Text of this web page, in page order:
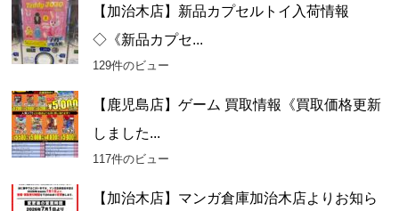
【加治木店】新品カプセルトイ入荷情報
◇《新品カプセ...
129件のビュー
【鹿児島店】ゲーム 買取情報《買取価格更新
しました...
117件のビュー
【加治木店】マンガ倉庫加治木店よりお知ら